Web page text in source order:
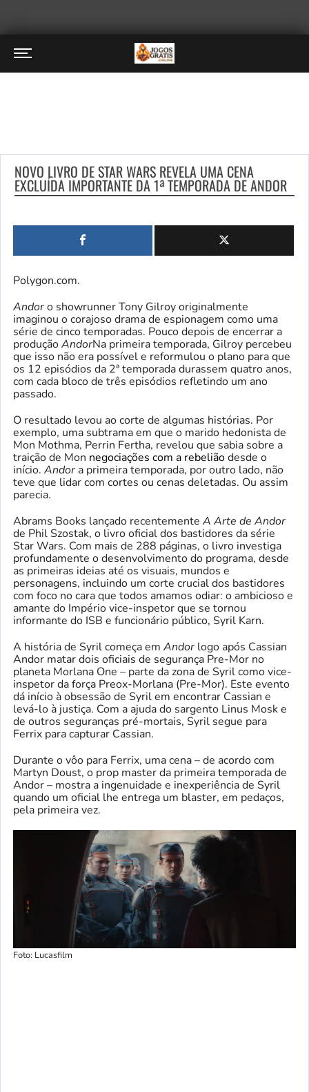
NOVO LIVRO DE STAR WARS REVELA UMA CENA
EXCLUÍDA IMPORTANTE DA 1ª TEMPORADA DE ANDOR
Polygon.com.
Andoro showrunner Tony Gilroy originalmente
imaginou o corajoso drama de espionagem como uma
série de cinco temporadas. Pouco depois de encerrar a
produçãoAndorNa primeira temporada, Gilroy percebeu
que isso não era possível e reformulou o plano para que
os 12 episódios da 2ª temporada durassem quatro anos,
com cada bloco de três episódios refletindo um ano
passado.
O resultado levou ao corte de algumas histórias. Por
exemplo, uma subtrama em que o marido hedonista de
Mon Mothma, Perrin Fertha, revelou que sabia sobre a
traição de Mon negociações com a rebeliãodesde o
início. Andor a primeira temporada, por outro lado, não
teve que lidar com cortes ou cenas deletadas. Ou assim
parecia.
Abrams Books lançado recentemente A Arte de Andor
de Phil Szostak, o livro oficial dos bastidores da série
Star Wars. Com mais de 288 páginas, o livro investiga
profundamente o desenvolvimento do programa, desde
as primeiras ideias até os visuais, mundos e
personagens, incluindo um corte crucial dos bastidores
com foco no cara que todos amamos odiar: o ambicioso e
amante do Império vice-inspetor que se tornou
informante do ISB e funcionário público, Syril Karn.
A história de Syril começa em Andor logo após Cassian
Andor matar dois oficiais de segurança Pre-Mor no
planeta Morlana One – parte da zona de Syril como vice-
inspetor da força Preox-Morlana (Pre-Mor). Este evento
dá início à obsessão de Syril em encontrar Cassian e
levá-lo à justiça. Com a ajuda do sargento Linus Mosk e
de outros seguranças pré-mortais, Syril segue para
Ferrix para capturar Cassian.
Durante o vôo para Ferrix, uma cena – de acordo com
Martyn Doust, o prop master da primeira temporada de
Andor – mostra a ingenuidade e inexperiência de Syril
quando um oficial lhe entrega um blaster, em pedaços,
pela primeira vez.
Foto: Lucasfilm